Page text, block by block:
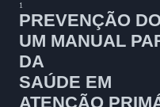
1
PREVENÇÃO
UM MANUAL
DA
SAÚDE EM
ATENÇÃO